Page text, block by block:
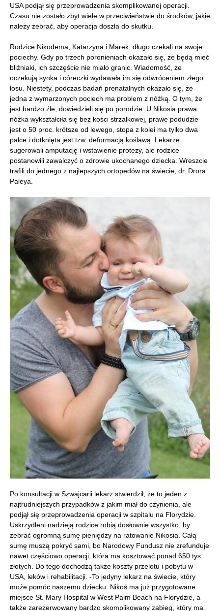
USA podjął się przeprowadzenia skomplikowanej operacji.
Czasu nie zostało zbyt wiele w przeciwieństwie do środków, jakie
należy zebrać, aby operacja doszła do skutku.
Rodzice Nikodema, Katarzyna i Marek, długo czekali na swoje
pociechy. Gdy po trzech poronieniach okazało się, że będą mieć
bliźniaki, ich szczęście nie miało granic. Wiadomość, że
oczekują synka i córeczki wydawała im się odwróceniem złego
losu. Niestety, podczas badań prenatalnych okazało się, że
jedna z wymarzonych pociech ma problem z nóżką. O tym, że
jest bardzo źle, dowiedzieli się po porodzie. U Nikosia prawa
nóżka wykształciła się bez kości strzałkowej, prawe podudzie
jest o 50 proc. krótsze od lewego, stopa z kolei ma tylko dwa
palce i dotknięta jest tzw. deformacją koślawą. Lekarze
sugerowali amputację i wstawienie protezy, ale rodzice
postanowili zawalczyć o zdrowie ukochanego dziecka. Wreszcie
trafili do jednego z najlepszych ortopedów na świecie, dr. Drora
Paleya.
Po konsultacji w Szwajcarii lekarz stwierdził, że to jeden z
najtrudniejszych przypadków z jakim miał do czynienia, ale
podjął się przeprowadzenia operacji w szpitalu na Florydzie.
Uskrzydleni nadzieją rodzice robią dosłownie wszystko, by
zebrać ogromną sumę pieniędzy na ratowanie Nikosia. Całą
sumę muszą pokryć sami, bo Narodowy Fundusz nie zrefunduje
nawet częściowo operacji, która ma kosztować ponad 650 tys.
złotych. Do tego dochodzą także koszty przelotu i pobytu w
USA, leków i rehabilitacji. -To jedyny lekarz na świecie, który
może pomóc naszemu dziecku. Nikoś ma już przygotowane
miejsce St. Mary Hospital w West Palm Beach na Florydzie, a
także zarezerwowany bardzo skomplikowany zabieg, który ma